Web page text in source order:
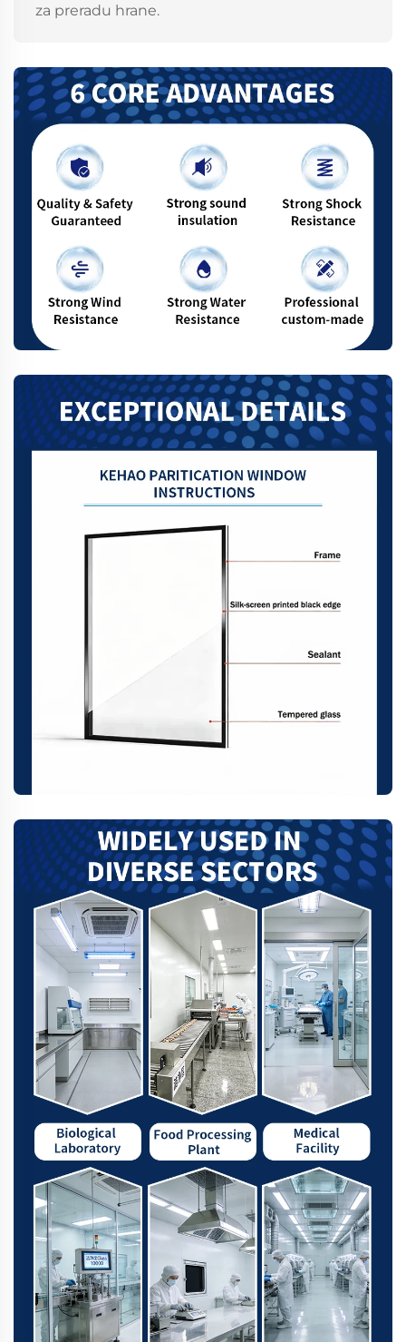
za preradu hrane.